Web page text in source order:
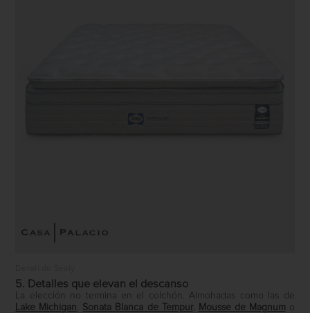
5. Detalles que elevan el descanso
La elección no termina en el colchón. Almohadas como las de
Lake Michigan
Sonata Blanca de Tempur, Mousse de Magnum o